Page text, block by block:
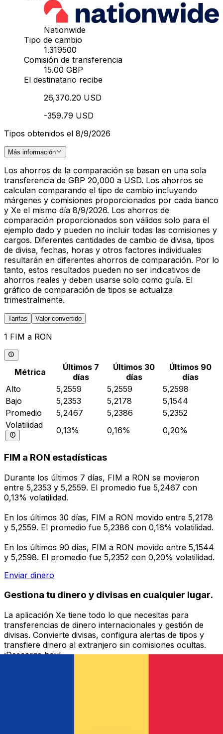
Nationwide
Tipo de cambio
1.319500
Comisión de transferencia
15.00 GBP
El destinatario recibe
26,370.20 USD
-359.79 USD
Tipos obtenidos el 8/9/2026
Más información
Los ahorros de la comparación se basan en una sola
transferencia de GBP 20,000 a USD. Los ahorros se
calculan comparando el tipo de cambio incluyendo
márgenes y comisiones proporcionados por cada banco
y Xe el mismo día 8/9/2026. Los ahorros de
comparación proporcionados son válidos solo para el
ejemplo dado y pueden no incluir todas las comisiones y
cargos. Diferentes cantidades de cambio de divisa, tipos
de divisa, fechas, horas y otros factores individuales
resultarán en diferentes ahorros de comparación. Por lo
tanto, estos resultados pueden no ser indicativos de
ahorros reales y deben usarse solo como guía. El
gráfico de comparación de tipos se actualiza
trimestralmente.
Tarifas Valor convertido
1 FIM a RON
Métrica
Últimos 7
días
Últimos 30
días
Últimos 90
días
Alto
5,2559 5,2559
5,2598
Bajo
5,2353 5,2178
5,1544
Promedio
5,2467 5,2386
5,2352
Volatilidad
0,13% 0,16% 0,20%
FIM a RON estadísticas
Durante los últimos 7 días, FIM a RON se movieron
entre 5,2353 y 5,2559. El promedio fue 5,2467 con
0,13% volatilidad.
En los últimos 30 días, FIM a RON movido entre 5,2178
y 5,2559. El promedio fue 5,2386 con 0,16% volatilidad.
En los últimos 90 días, FIM a RON movido entre 5,1544
y 5,2598. El promedio fue 5,2352 con 0,20% volatilidad.
Enviar dinero
Gestiona tu dinero y divisas en cualquier lugar.
La aplicación Xe tiene todo lo que necesitas para
transferencias de dinero internacionales y gestión de
divisas. Convierte divisas, configura alertas de tipos y
transfiere dinero al extranjero sin comisiones ocultas.
¡Descarga hoy!